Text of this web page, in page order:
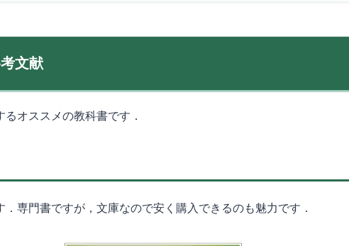
文献
オススメの教科書です．
．専門書ですが，文庫なので安く購入できるのも魅力です．